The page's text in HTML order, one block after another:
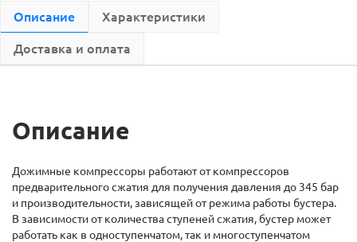
Описание Характеристики
Доставка и оплата
Описание
Дожимные компрессоры работают от компрессоров
предварительного сжатия для получения давления до 345 бар
и производительности, зависящей от режима работы бустера.
В зависимости от количества ступеней сжатия, бустер может
работать как в одноступенчатом, так и многоступенчатом